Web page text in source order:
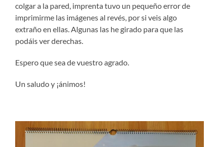
colgar a la pared, imprenta tuvo un pequeño error de
imprimirme las imágenes al revés, por si veis algo
extraño en ellas. Algunas las he girado para que las
podáis ver derechas.
Espero que sea de vuestro agrado.
Un saludo y ¡ánimos!